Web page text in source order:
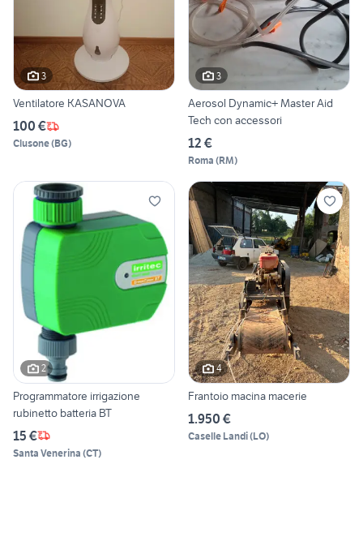
3
Ventilatore KASANOVA
100 €
Clusone(BG)
3
Aerosol Dynamic+ Master Aid
Tech con accessori
12 €
Roma (RM)
2
Programmatore irrigazione
rubinetto batteria BT
15 €
Santa Venerina (CT)
4
Frantoio macina macerie
1.950 €
Caselle Landi(LO)